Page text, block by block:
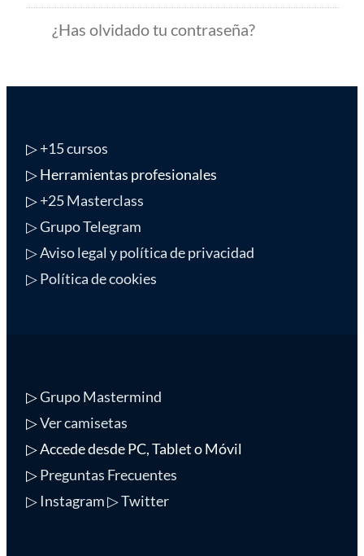
¿Has olvidado tu contraseña?
▷+15 cursos
▷ Herramientas profesionales
▷+25 Masterclass
▷ Grupo Telegram
▷ Aviso legal y política de privacidad
▷ Política de cookies
▷Grupo Mastermind
▷Ver camisetas
▷ Accede desde PC, Tablet o Móvil
▷Preguntas Frecuentes
▷ Instagram▷ Twitter